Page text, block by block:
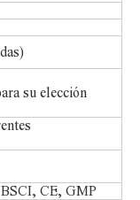
su elección
CE, GMP